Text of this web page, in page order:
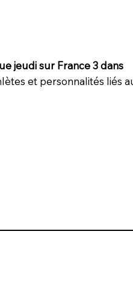
jeudi sur France 3 dans
et personnalités liés